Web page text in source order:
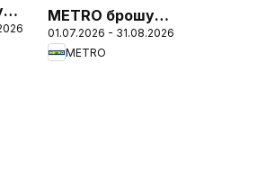
METRO брошура
- ХоРеКа
Хранителни
01.07.2026 - 31.08.2026
METRO